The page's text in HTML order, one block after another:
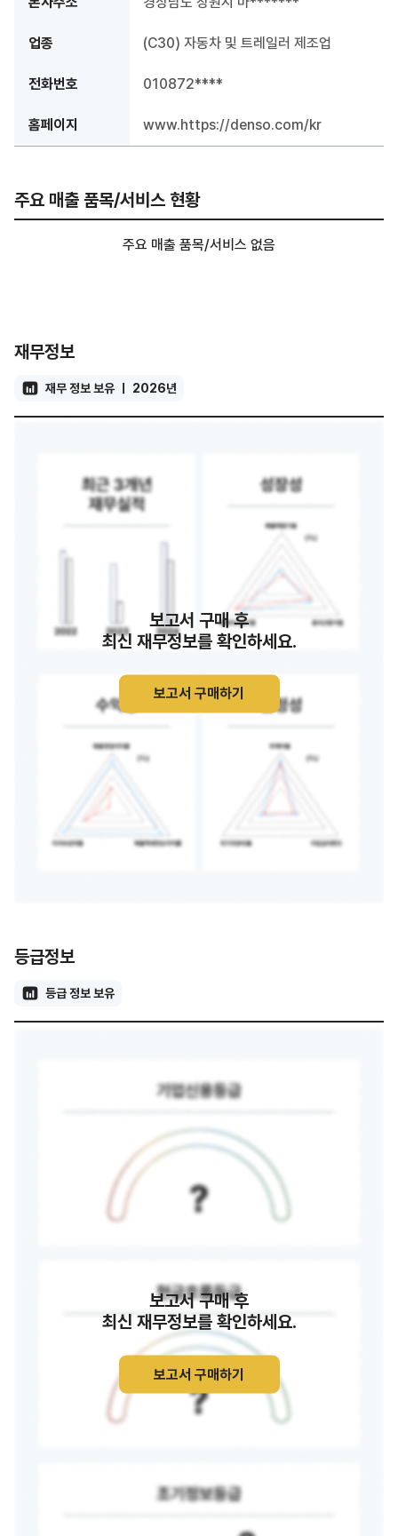
업종 (C30) 자동차 및 트레일러 제조업
전화번호 010872****
홈페이지 www.https://denso.com/kr
주요 매출 품목/서비스 현황
주요 매출 품목/서비스 없음
재무정보
재무 정보 보유 2026년
보고서 구매 후
최신 재무정보를 확인하세요.
보고서 구매하기
등급정보
등급 정보 보유
보고서 구매 후
최신 재무정보를 확인하세요.
보고서 구매하기